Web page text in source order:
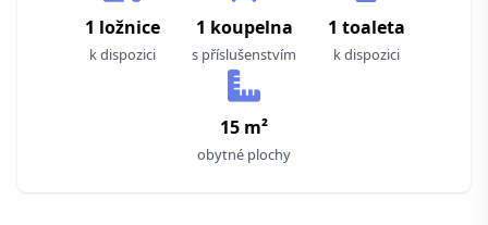
1 ložnice
k dispozici
1 koupelna
s příslušenstvím
1 toaleta
k dispozici
15 m²
obytné plochy